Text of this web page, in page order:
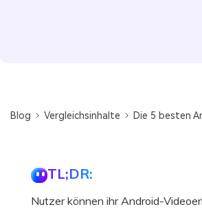
Blog Vergleichsinhalte Die 5 besten
TL;DR:
Nutzer können ihr Android-